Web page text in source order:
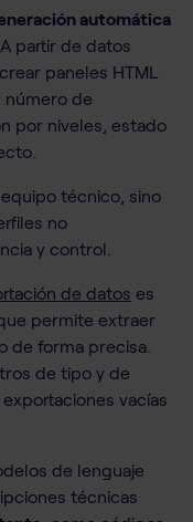
automática
. A partir de datos
paneles HTML
número de
por niveles, estado
técnico, sino
no
y control.
de datos es
que permite extraer
de forma precisa.
de tipo y de
vacías
de lenguaje
técnicas